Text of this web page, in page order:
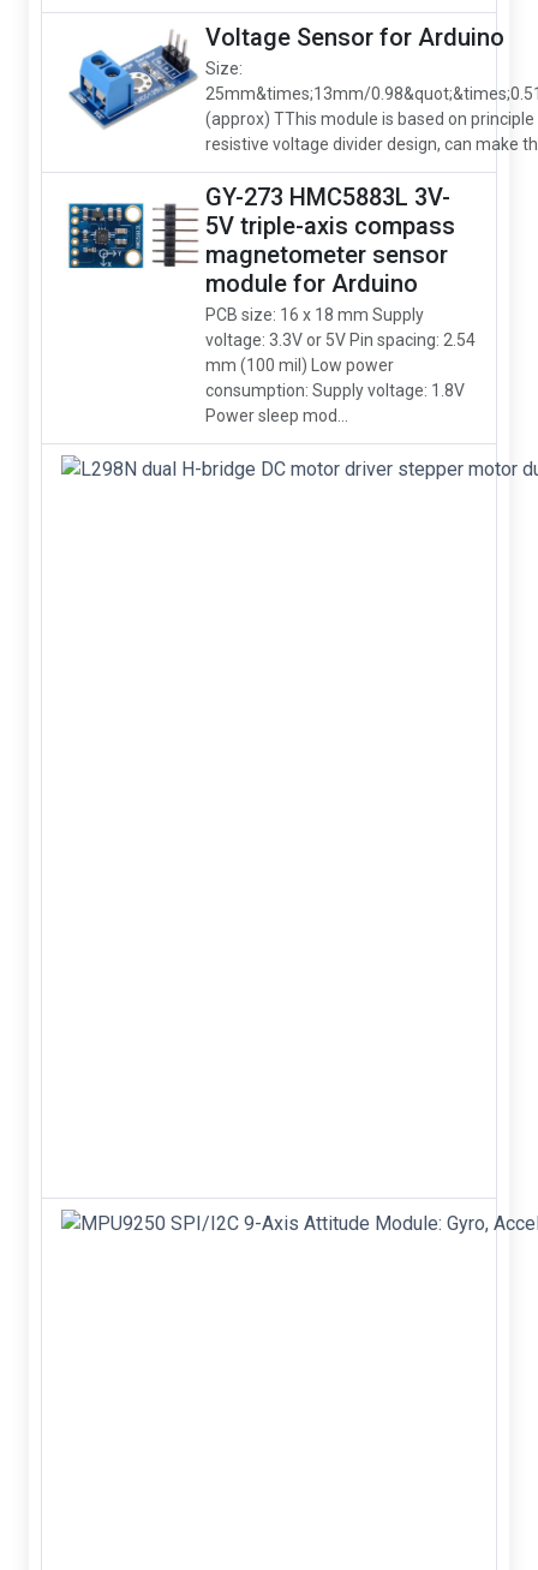
Voltage Sensor for Arduino
Size:
25mm&times;13mm/
(approx) TThis module is based on
resistive voltage divider design, can make
GY-273 HMC5883L 3V-
5V triple-axis compass
magnetometer sensor
module for Arduino
PCB size: 16 x 18 mm Supply
voltage: 3.3V or 5V Pin spacing: 2.54
mm (100 mil) Low power
consumption: Supply voltage: 1.8V
Power sleep mod...